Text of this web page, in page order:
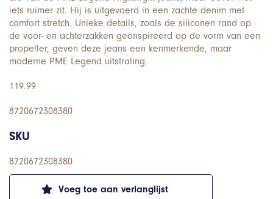
Voeg toe aan verlanglijst
iets ruimer zit. Hij is uitgevoerd in een zachte denim met
comfort stretch. Unieke details, zoals de siliconen rand op
de voor- en achterzakken geönspireerd op de vorm van een
propeller, geven deze jeans een kenmerkende, maar
moderne PME Legend uitstraling.
119.99
8720672308380
SKU
8720672308380